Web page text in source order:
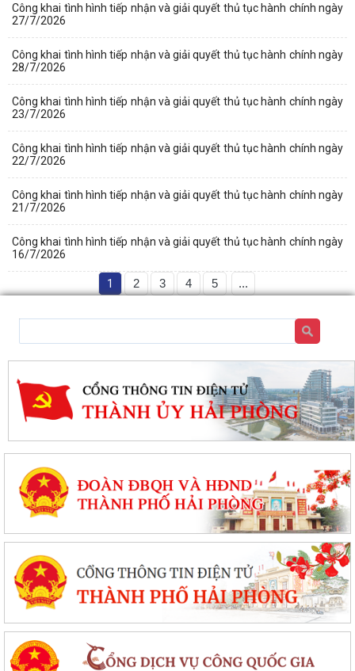
Công khai tình hình tiếp nhận và giải quyết thủ tục hành chính ngày
27/7/2026
Công khai tình hình tiếp nhận và giải quyết thủ tục hành chính ngày
28/7/2026
Công khai tình hình tiếp nhận và giải quyết thủ tục hành chính ngày
23/7/2026
Công khai tình hình tiếp nhận và giải quyết thủ tục hành chính ngày
22/7/2026
Công khai tình hình tiếp nhận và giải quyết thủ tục hành chính ngày
21/7/2026
Công khai tình hình tiếp nhận và giải quyết thủ tục hành chính ngày
16/7/2026
1 2 3 4 5 ...